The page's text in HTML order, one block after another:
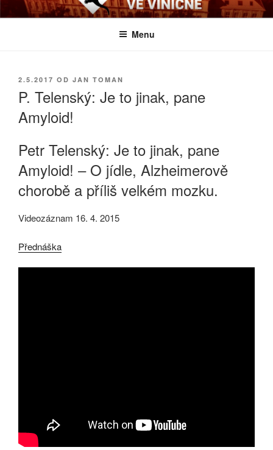
k
BIOLOGICKÉ ČTVRTKY VE
Určeno všem zájemcům o evoluci a obecnější biologická témata
Menu
PUBLIKOVÁNO
2.5.2017 OD JAN TOMAN
P. Telenský: Je to jinak, pane
Amyloid!
Petr Telenský: Je to jinak, pane
Amyloid! – O jídle, Alzheimerově
chorobě a příliš velkém mozku.
Videozáznam 16. 4. 2015
Přednáška